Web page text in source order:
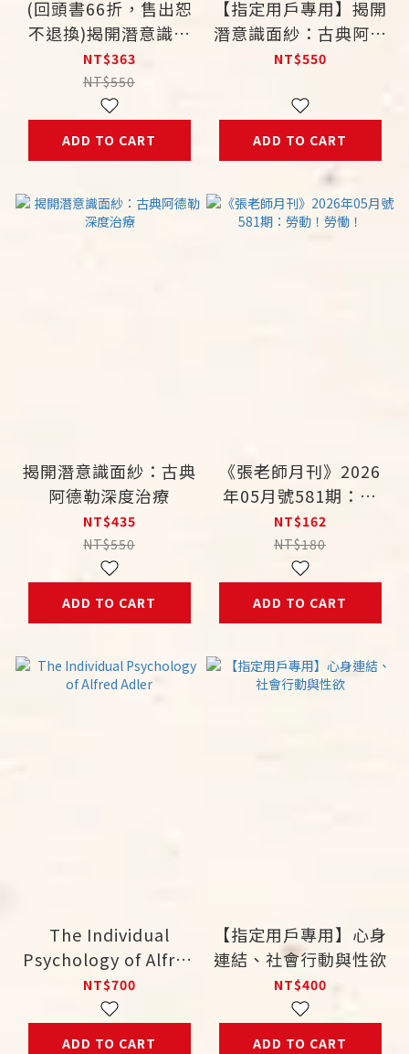
(回頭書66折，售出恕
不退換)揭開潛意識面
紗：古典阿德勒深度治
療
NT$363
NT$550
ADD TO CART
【指定用戶專用】揭開
潛意識面紗：古典阿德
勒深度治療
NT$550
ADD TO CART
揭開潛意識面紗：古典
阿德勒深度治療
NT$435
NT$550
ADD TO CART
《張老師月刊》2026
年05月號581期：勞
動！勞慟！
NT$162
NT$180
ADD TO CART
The Individual
Psychology of Alfred
Adler
NT$700
ADD TO CART
【指定用戶專用】心身
連結、社會行動與性欲
NT$400
ADD TO CART